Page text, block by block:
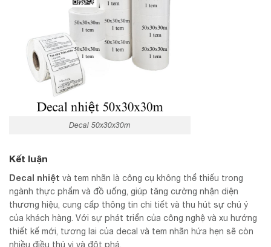
Decal 50x30x30m
Kết luận
Decal nhiệt và tem nhãn là công cụ không thể thiếu trong
ngành thực phẩm và đồ uống, giúp tăng cường nhận diện
thương hiệu, cung cấp thông tin chi tiết và thu hút sự chú ý
của khách hàng. Với sự phát triển của công nghệ và xu hướng
thiết kế mới, tương lai của decal và tem nhãn hứa hẹn sẽ còn
nhiều điều thú vị và đột phá.